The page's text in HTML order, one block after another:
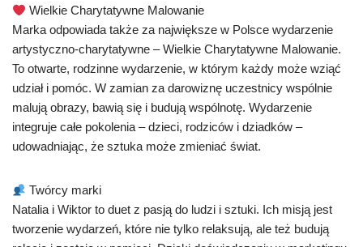
Wielkie Charytatywne Malowanie
Marka odpowiada także za największe w Polsce wydarzenie
artystyczno-charytatywne – Wielkie Charytatywne Malowanie.
To otwarte, rodzinne wydarzenie, w którym każdy może wziąć
udział i pomóc. W zamian za darowiznę uczestnicy wspólnie
malują obrazy, bawią się i budują wspólnotę. Wydarzenie
integruje całe pokolenia – dzieci, rodziców i dziadków –
udowadniając, że sztuka może zmieniać świat.
Twórcy marki
Natalia i Wiktor to duet z pasją do ludzi i sztuki. Ich misją jest
tworzenie wydarzeń, które nie tylko relaksują, ale też budują